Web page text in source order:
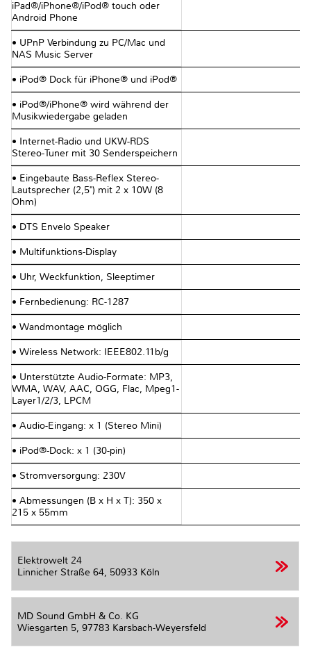
iPad®/iPhone®/iPod® touch oder
Android Phone
• UPnP Verbindung zu PC/Mac und
NAS Music Server
• iPod® Dock für iPhone® und iPod®
• iPod®/iPhone® wird während der
Musikwiedergabe geladen
• Internet-Radio und UKW-RDS
Stereo-Tuner mit 30 Senderspeichern
• Eingebaute Bass-Reflex Stereo-
Lautsprecher (2,5") mit 2 x 10W (8
Ohm)
• DTS Envelo Speaker
• Multifunktions-Display
• Uhr, Weckfunktion, Sleeptimer
• Fernbedienung: RC-1287
• Wandmontage möglich
• Wireless Network: IEEE802.11b/g
• Unterstützte Audio-Formate: MP3,
WMA, WAV, AAC, OGG, Flac, Mpeg1-
Layer1/2/3, LPCM
• Audio-Eingang: x 1 (Stereo Mini)
• iPod®-Dock: x 1 (30-pin)
• Stromversorgung: 230V
• Abmessungen (B x H x T): 350 x
215 x 55mm
Elektrowelt 24
Linnicher Straße 64, 50933 Köln
MD Sound GmbH & Co. KG
Wiesgarten 5, 97783 Karsbach-Weyersfeld